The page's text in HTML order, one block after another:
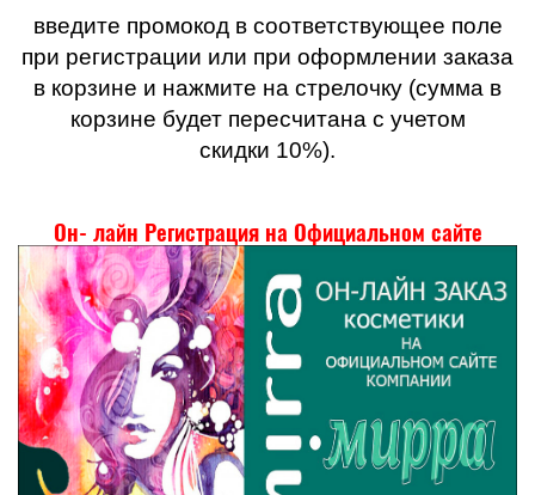
введите промокод в соответствующее поле
при регистрации или при оформлении заказа
в корзине и нажмите на стрелочку (сумма в
корзине будет пересчитана с учетом
скидки 10%).
Он- лайн Регистрация на Официальном сайте